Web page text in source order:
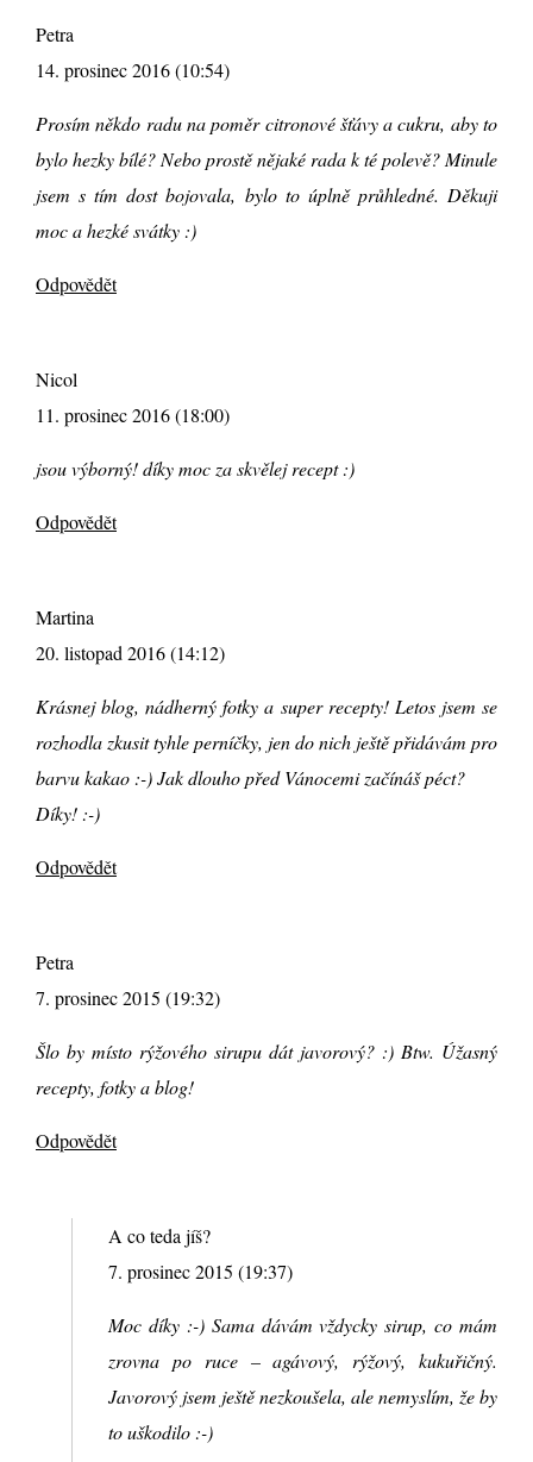
Petra
14. prosinec 2016 (10:54)
Prosím někdo radu na poměr citronové šťávy a cukru, aby to
bylo hezky bílé? Nebo prostě nějaké rada k té polevě? Minule
jsem s tím dost bojovala, bylo to úplně průhledné. Děkuji
moc a hezké svátky :)
Odpovědět
Nicol
11. prosinec 2016 (18:00)
jsou výborný! díky moc za skvělej recept :)
Odpovědět
Martina
20. listopad 2016 (14:12)
Krásnej blog, nádherný fotky a super recepty! Letos jsem se
rozhodla zkusit tyhle perníčky, jen do nich ještě přidávám pro
barvu kakao :-) Jak dlouho před Vánocemi začínáš péct?
Díky! :-)
Odpovědět
Petra
7. prosinec 2015 (19:32)
Šlo by místo rýžového sirupu dát javorový? :) Btw. Úžasný
recepty, fotky a blog!
Odpovědět
A co teda jíš?
7. prosinec 2015 (19:37)
Moc díky :-) Sama dávám vždycky sirup, co mám
zrovna po ruce – agávový, rýžový, kukuřičný.
Javorový jsem ještě nezkoušela, ale nemyslím, že by
to uškodilo :-)